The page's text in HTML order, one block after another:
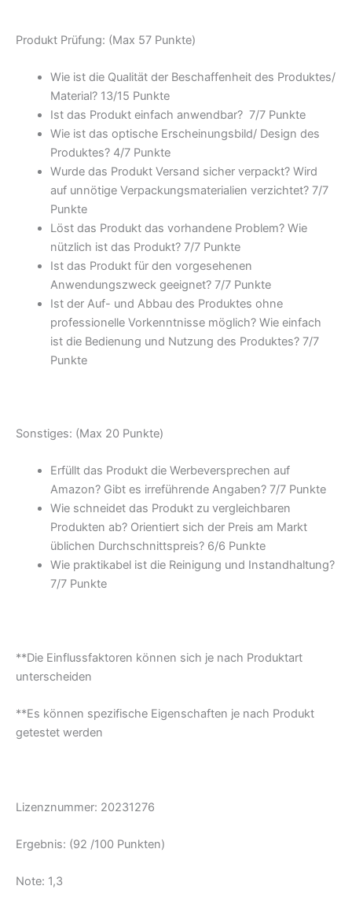
Produkt Prüfung: (Max 57 Punkte)
Wie ist die Qualität der Beschaffenheit des Produktes/
Material? 13/15 Punkte
Ist das Produkt einfach anwendbar? 7/7 Punkte
Wie ist das optische Erscheinungsbild/ Design des
Produktes? 4/7 Punkte
Wurde das Produkt Versand sicher verpackt? Wird
auf unnötige Verpackungsmaterialien verzichtet? 7/7
Punkte
Löst das Produkt das vorhandene Problem? Wie
nützlich ist das Produkt? 7/7 Punkte
Ist das Produkt für den vorgesehenen
Anwendungszweck geeignet? 7/7 Punkte
Ist der Auf- und Abbau des Produktes ohne
professionelle Vorkenntnisse möglich? Wie einfach
ist die Bedienung und Nutzung des Produktes? 7/7
Punkte
Sonstiges: (Max 20 Punkte)
Erfüllt das Produkt die Werbeversprechen auf
Amazon? Gibt es irreführende Angaben? 7/7 Punkte
Wie schneidet das Produkt zu vergleichbaren
Produkten ab? Orientiert sich der Preis am Markt
üblichen Durchschnittspreis? 6/6 Punkte
Wie praktikabel ist die Reinigung und Instandhaltung?
7/7 Punkte
**Die Einflussfaktoren können sich je nach Produktart
unterscheiden
**Es können spezifische Eigenschaften je nach Produkt
getestet werden
Lizenznummer: 20231276
Ergebnis: (92 /100 Punkten)
Note: 1,3